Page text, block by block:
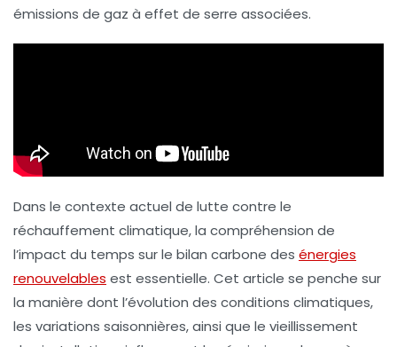
émissions de gaz à effet de serre associées.
Dans le contexte actuel de lutte contre le
réchauffement climatique, la compréhension de
l’impact du temps sur le bilan carbone des énergies
renouvelables est essentielle. Cet article se penche sur
la manière dont l’évolution des conditions climatiques,
les variations saisonnières, ainsi que le vieillissement